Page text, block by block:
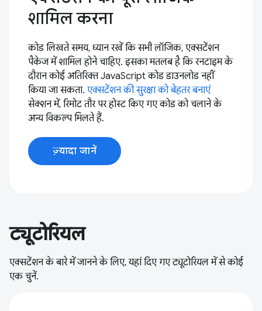
शामिल करना
कोड लिखते समय, ध्यान रखें कि सभी लॉजिक, एक्सटेंशन
पैकेज में शामिल होने चाहिए. इसका मतलब है कि रनटाइम के
दौरान कोई अतिरिक्त JavaScript कोड डाउनलोड नहीं
किया जा सकता. एक्सटेंशन की सुरक्षा को बेहतर बनाएं
सेक्शन में, रिमोट तौर पर होस्ट किए गए कोड को चलाने के
अन्य विकल्प मिलते हैं.
ज़्यादा जानें
ट्यूटोरियल
एक्सटेंशन के बारे में जानने के लिए, यहां दिए गए ट्यूटोरियल में से कोई
एक चुनें.